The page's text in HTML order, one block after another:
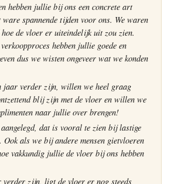
hebben jullie bij ons een concrete art
spannende tijden voor ons. We waren
de vloer er uiteindelijk uit zou zien.
hebben jullie goede en
dus we wisten ongeveer wat we konden
jaar verder zijn, willen we heel graag
blij zijn met de vloer en willen we
naar jullie over brengen!
dat is vooral te zien bij lastige
Ook als we bij andere mensen gietvloeren
vakkundig jullie de vloer bij ons hebben
zijn, ligt de vloer er nog steeds